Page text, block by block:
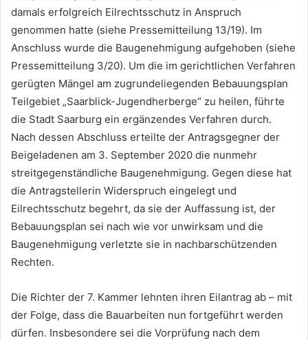
damals erfolgreich Eilrechtsschutz in Anspruch
genommen hatte (siehe Pressemitteilung 13/19). Im
Anschluss wurde die Baugenehmigung aufgehoben (siehe
Pressemitteilung 3/20). Um die im gerichtlichen Verfahren
gerügten Mängel am zugrundeliegenden Bebauungsplan
Teilgebiet „Saarblick-Jugendherberge“ zu heilen, führte
die Stadt Saarburg ein ergänzendes Verfahren durch.
Nach dessen Abschluss erteilte der Antragsgegner der
Beigeladenen am 3. September 2020 die nunmehr
streitgegenständliche Baugenehmigung. Gegen diese hat
die Antragstellerin Widerspruch eingelegt und
Eilrechtsschutz begehrt, da sie der Auffassung ist, der
Bebauungsplan sei nach wie vor unwirksam und die
Baugenehmigung verletzte sie in nachbarschützenden
Rechten.
Die Richter der 7. Kammer lehnten ihren Eilantrag ab – mit
der Folge, dass die Bauarbeiten nun fortgeführt werden
dürfen. Insbesondere sei die Vorprüfung nach dem